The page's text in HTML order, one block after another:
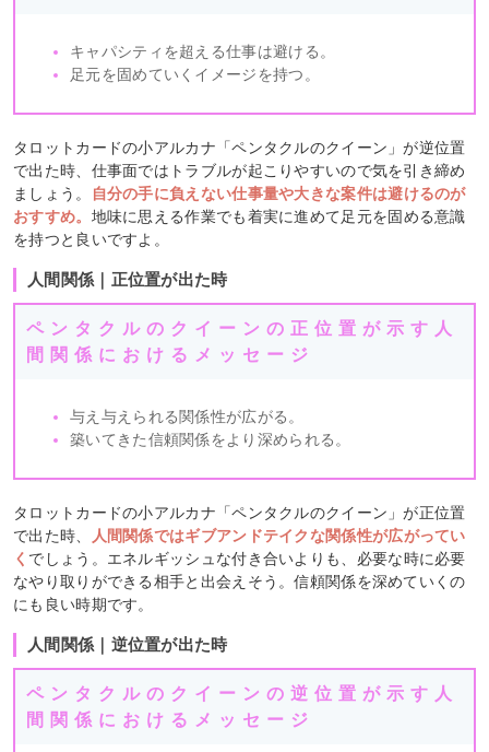
キャパシティを超える仕事は避ける。
足元を固めていくイメージを持つ。
タロットカードの小アルカナ「ペンタクルのクイーン」が逆位置
で出た時、仕事面ではトラブルが起こりやすいので気を引き締め
ましょう。
自分の手に負えない仕事量や大きな案件は避けるのが
おすすめ。 地味に思える作業でも着実に進めて足元を固める意識
を持つと良いですよ。
人間関係｜正位置が出た時
ペンタクルのクイーンの正位置が示す人
間関係におけるメッセージ
与え与えられる関係性が広がる。
築いてきた信頼関係をより深められる。
タロットカードの小アルカナ「ペンタクルのクイーン」が正位置
で出た時、
人間関係ではギブアンドテイクな関係性が広がってい
く でしょう。エネルギッシュな付き合いよりも、必要な時に必要
なやり取りができる相手と出会えそう。信頼関係を深めていくの
にも良い時期です。
人間関係｜逆位置が出た時
ペンタクルのクイーンの逆位置が示す人
間関係におけるメッセージ